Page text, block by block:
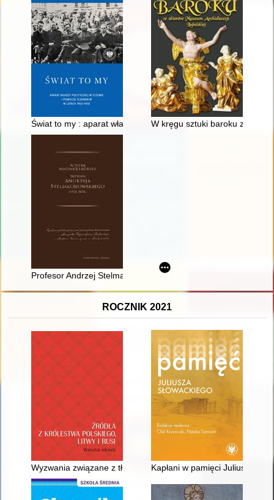
Świat to my : aparat władzy politycznej w Tczewie i powiecie
W kręgu sztuki baroku ze
Profesor Andrzej Stelmachowski : (biografia naukowa,
ROCZNIK 2021
Wyzwania związane z tłumaczeniem źródeł z języka
Kapłani w pamięci Juliusza